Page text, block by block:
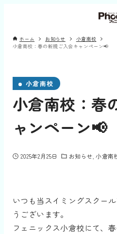
ホーム お知らせ
小倉南校
小倉南校：春の新規ご入会キャンペーン📢
小倉南校
小倉南校：春
ャンペーン📢
2025年2月25日 お知らせ 小倉南
いつも当スイミングスクー
うございます。
フェニックス小倉校にて、